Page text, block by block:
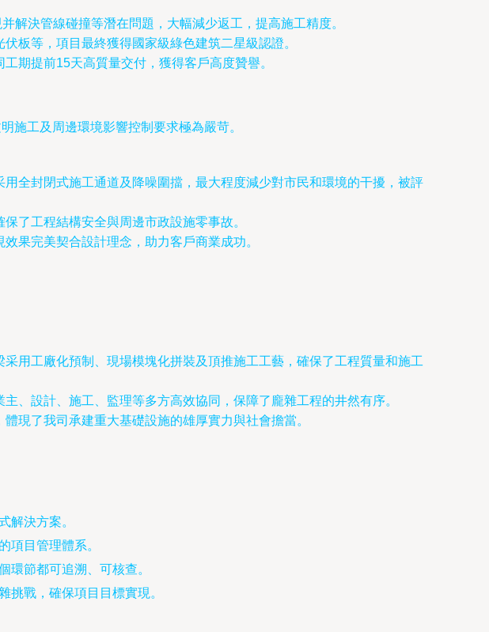
解決管線碰撞等潛在問題，大幅減少返工，提高施工精度。
板等，項目最終獲得國家級綠色建筑二星級認證。
期提前15天高質量交付，獲得客戶高度贊譽。
施工及周邊環境影響控制要求極為嚴苛。
全封閉式施工通道及降噪圍擋，最大程度減少對市民和環境的干擾，被評
了工程結構安全與周邊市政設施零事故。
果完美契合設計理念，助力客戶商業成功。
用工廠化預制、現場模塊化拼裝及頂推施工工藝，確保了工程質量和施工
、設計、施工、監理等多方高效協同，保障了龐雜工程的井然有序。
現了我司承建重大基礎設施的雄厚實力與社會擔當。
解決方案。
項目管理體系。
環節都可追溯、可核查。
挑戰，確保項目目標實現。